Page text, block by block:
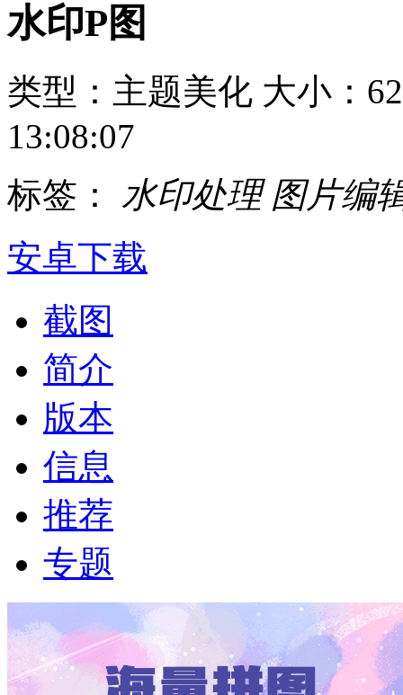
水印P图
类型：主题美化 大小：
13:08:07
标签： 水印处理 图片编
安卓下载
截图
简介
版本
信息
推荐
专题